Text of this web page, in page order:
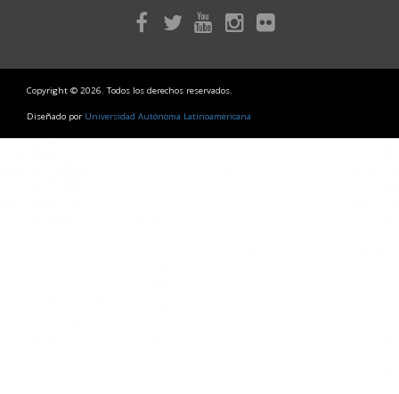
Copyright © 2026. Todos los derechos reservados.
Diseñado por Universidad Autónoma Latinoamericana